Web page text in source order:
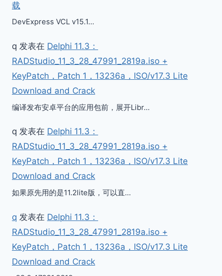
载
DevExpress VCL v15.1…
q 发表在 Delphi 11.3：
RADStudio_11_3_28_47991_2819a.iso +
KeyPatch，Patch 1，13236a，ISO/v17.3 Lite
Download and Crack
编译发布安卓平台的应用包前，展开Libr…
q 发表在 Delphi 11.3：
RADStudio_11_3_28_47991_2819a.iso +
KeyPatch，Patch 1，13236a，ISO/v17.3 Lite
Download and Crack
如果原先用的是11.2lite版，可以直…
q 发表在 Delphi 11.3：
RADStudio_11_3_28_47991_2819a.iso +
KeyPatch，Patch 1，13236a，ISO/v17.3 Lite
Download and Crack